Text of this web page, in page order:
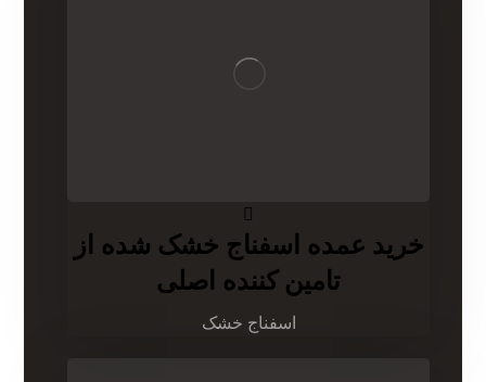
خرید عمده اسفناج خشک شده از
تامین کننده اصلی
اسفناج خشک